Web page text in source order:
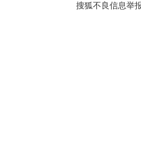
搜狐不良信息举